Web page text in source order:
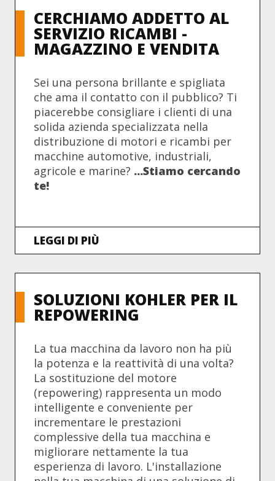
CERCHIAMO ADDETTO AL
SERVIZIO RICAMBI -
MAGAZZINO E VENDITA
Sei una persona brillante e spigliata
che ama il contatto con il pubblico? Ti
piacerebbe consigliare i clienti di una
solida azienda specializzata nella
distribuzione di motori e ricambi per
macchine automotive, industriali,
agricole e marine? ...Stiamo cercando
te!
LEGGI DI PIÙ
SOLUZIONI KOHLER PER IL
REPOWERING
La tua macchina da lavoro non ha più
la potenza e la reattività di una volta?
La sostituzione del motore
(repowering) rappresenta un modo
intelligente e conveniente per
incrementare le prestazioni
complessive della tua macchina e
migliorare nettamente la tua
esperienza di lavoro. L'installazione